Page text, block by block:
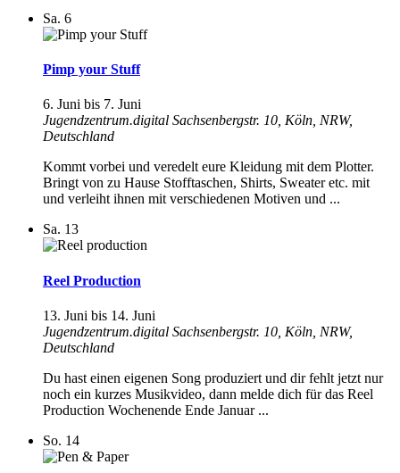
Sa. 6
Pimp your Stuff
6. Juni bis 7. Juni
Jugendzentrum.digital Sachsenbergstr. 10, Köln, NRW,
Deutschland
Kommt vorbei und veredelt eure Kleidung mit dem Plotter.
Bringt von zu Hause Stofftaschen, Shirts, Sweater etc. mit
und verleiht ihnen mit verschiedenen Motiven und ...
Sa. 13
Reel Production
13. Juni bis 14. Juni
Jugendzentrum.digital Sachsenbergstr. 10, Köln, NRW,
Deutschland
Du hast einen eigenen Song produziert und dir fehlt jetzt nur
noch ein kurzes Musikvideo, dann melde dich für das Reel
Production Wochenende Ende Januar ...
So. 14